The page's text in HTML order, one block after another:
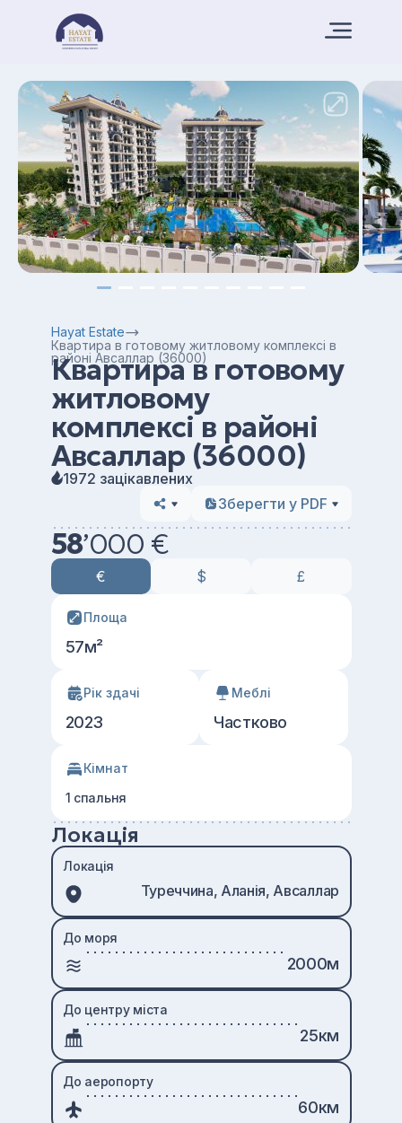
Hayat Estate
Квартира в готовому житловому комплексі в
районі Авсаллар (36000)
Квартира в готовому
житловому
комплексі в районі
Авсаллар (36000)
1972 зацікавлених
Зберегти у PDF
58’000 €
€ $ £
Площа
57м²
Рік здачі
2023
Меблі
Частково
Кімнат
1 спальня
Локація
Локація
Туреччина, Аланія, Авсаллар
До моря
2000м
До центру міста
25км
До аеропорту
60км